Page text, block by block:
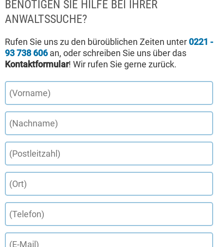
BENÖTIGEN SIE HILFE BEI IHRER
ANWALTSSUCHE?
Rufen Sie uns zu den büroüblichen Zeiten unter 0221 -
93 738 606an, oder schreiben Sie uns über das
Kontaktformular! Wir rufen Sie gerne zurück.